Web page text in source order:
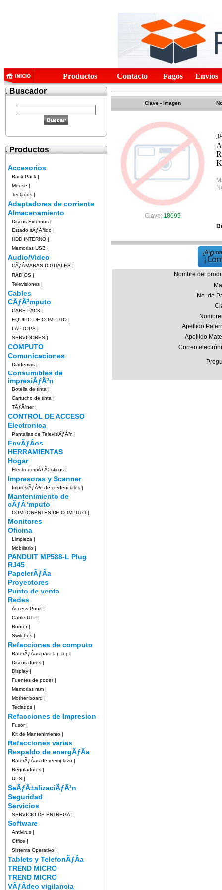
Productos Contacto Pagos
Envios
.Buscador
.Productos
Accesorios
Back Pack |
Mouse |
Teclados |
Adaptadores de corriente
Almacenamiento
Discos Externos |
Estado sÃƒÂ³lido |
HDD INTERNO |
Memorias USB |
Audio/Video
CÃƒÂMARAS DIGITALES |
RADIOS |
Televisiones |
Cables
CÃƒÂ³mputo
CARE PACK |
EQUIPO DE COMPUTO |
LAPTOPS |
SERVIDORES |
COMPUTO
Comunicaciones
Diademas |
Consumibles de
impresiÃƒÂ³n
Botella de tinta |
Cartucho de tinta |
TÃƒÂ³ner|
CONTROL DE ACCESO
Electronica
Pantallas de TelevisiÃƒÂ³n |
EnvÃƒÂ­os
HERRAMIENTAS
Hogar
ElectrodomÃƒÂ©sticos |
Impresoras y Scanner
ImpresiÃƒÂ³n de credenciales |
Mantenimiento de
cÃƒÂ³mputo
COMPONENTES DE COMPUTO |
Monitores
Oficina
Limpieza |
Mobiliario |
PANDUIT MP588-L Plug
RJ45
PapelerÃƒÂ­a
Proyectores
Punto de venta
Redes
Access Ponit |
Cable UTP |
Router|
Switches |
Refacciones de computo
BaterÃƒÂ­as para lap top |
Discos duros |
Display |
Fuentes de poder|
Memorias ram |
Mother board |
Teclados |
Refacciones de Impresion
Fusor|
Kit de Mantenimiento |
Refacciones varias
Respaldo de energÃƒÂ­a
BaterÃƒÂ­as de reemplazo |
Reguladores |
UPS |
SeÃƒÂ±alizaciÃƒÂ³n
Seguridad
Servicios
SERVICIO DE ENTREGA |
Software
Antivirus |
Office |
Sistema Operativo |
Tablets y TelefonÃƒÂ­a
TREND MICRO
TREND MICRO
VÃƒÂ­deo vigilancia
Clave - Imagen
Clave: 18699
Nombre del
No. de
Apellido
Apellido
Correo